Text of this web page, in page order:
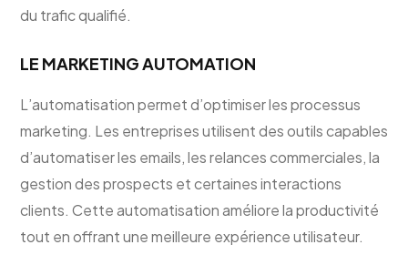
du trafic qualifié.
LE MARKETING AUTOMATION
L’automatisation permet d’optimiser les processus
marketing. Les entreprises utilisent des outils capables
d’automatiser les emails, les relances commerciales, la
gestion des prospects et certaines interactions
clients. Cette automatisation améliore la productivité
tout en offrant une meilleure expérience utilisateur.